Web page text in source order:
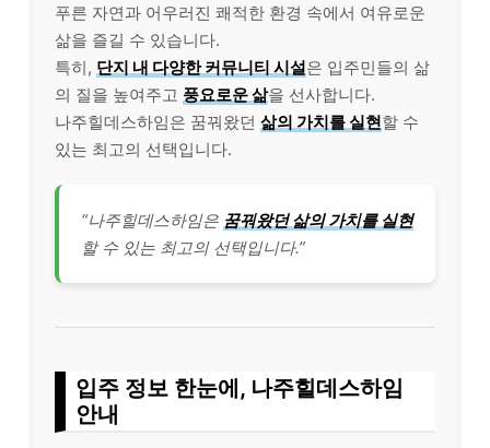
푸른 자연과 어우러진 쾌적한 환경 속에서 여유로운
삶을 즐길 수 있습니다.
특히, 단지 내 다양한 커뮤니티 시설은 입주민들의 삶
의 질을 높여주고 풍요로운 삶을 선사합니다.
나주힐데스하임은 꿈꿔왔던 삶의 가치를 실현할 수
있는 최고의 선택입니다.
“나주힐데스하임은 꿈꿔왔던 삶의 가치를 실현
할 수 있는 최고의 선택입니다.”
입주 정보 한눈에, 나주힐데스하임
안내